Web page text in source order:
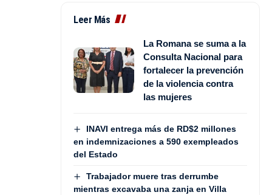
Leer Más
La Romana se suma a la
Consulta Nacional para
fortalecer la prevención
de la violencia contra
las mujeres
INAVI entrega más de RD$2 millones
en indemnizaciones a 590 exempleados
del Estado
Trabajador muere tras derrumbe
mientras excavaba una zanja en Villa